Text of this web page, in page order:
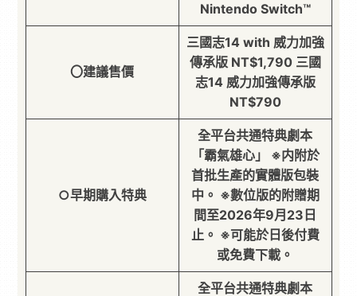
Nintendo Switch™
〇建議售價
三國志14 with 威力加強
傳承版 NT$1,790 三國
志14 威力加強傳承版
NT$790
○早期購入特典
全平台共通特典劇本
「霸氣雄心」 ※内附於
首批生產的實體版包裝
中。 ※數位版的附贈期
間至2026年9月23日
止。 ※可能於日後付費
或免費下載。
全平台共通特典劇本